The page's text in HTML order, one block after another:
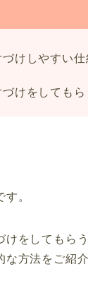
づけしやすい仕
づけをしても
。
けをしてもら
方法をご紹介